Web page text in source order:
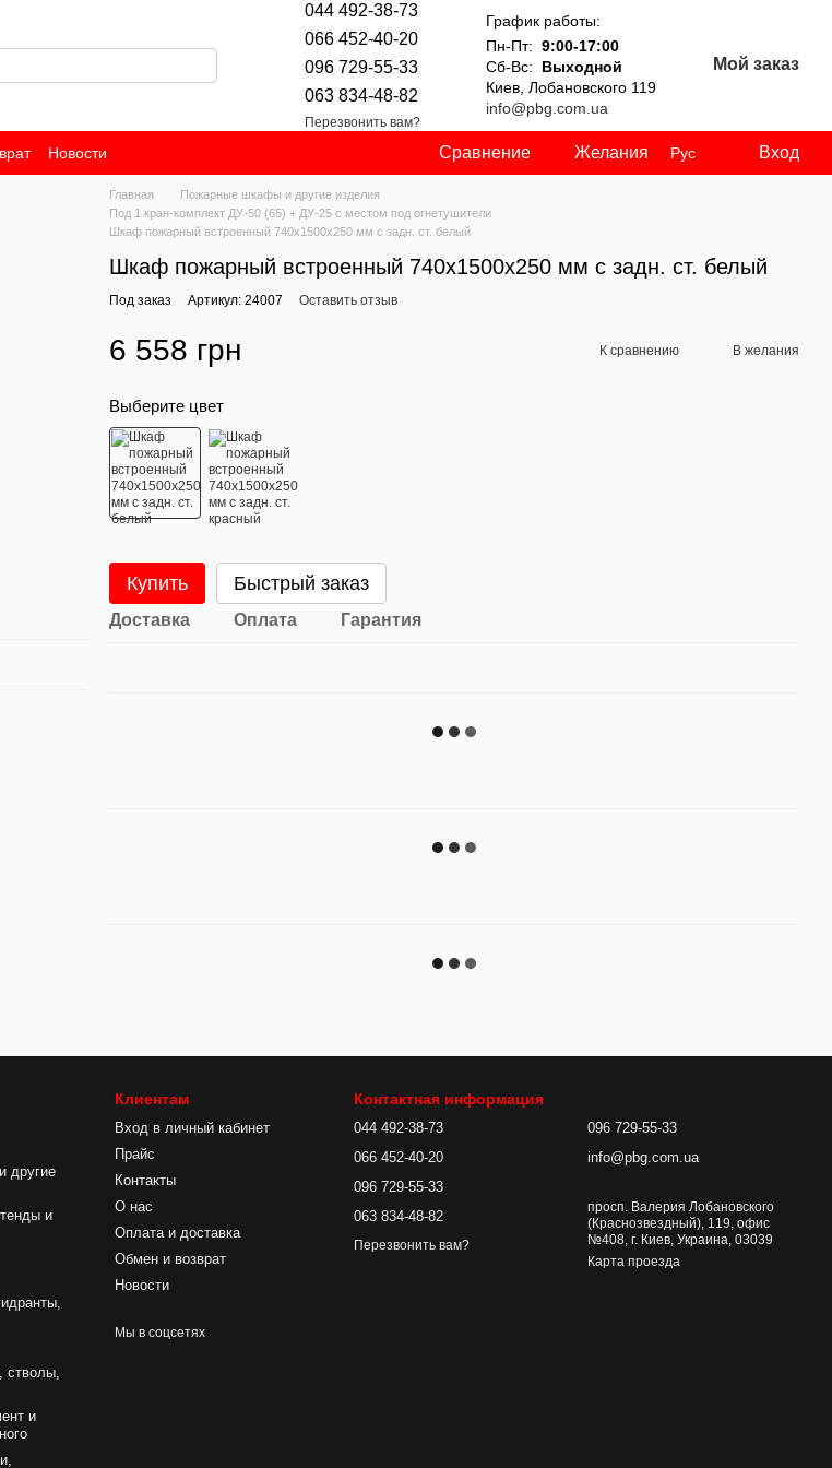
044 492-38-73
066 452-40-20
096 729-55-33
063 834-48-82
Перезвонить вам?
График работы:
Пн-Пт: 9:00-17:00
Сб-Вс: Выходной
Киев, Лобановского 119
info@pbg.com.ua
Мой заказ
Новости Сравнение Желания Рус Вход
Главная
Пожарные шкафы и другие изделия
Под 1 кран-комплект ДУ-50 (65) + ДУ-25 с местом под огнетушители
Шкаф пожарный встроенный 740х1500х250 мм с задн. ст. белый
Шкаф пожарный встроенный 740х1500х250 мм с задн. ст. белый
Под заказ Артикул: 24007 Оставить отзыв
6 558 грн К сравнению В желания
Выберите цвет
Купить Быстрый заказ
Доставка Оплата Гарантия
другие
и
стволы,
и
Клиентам
Вход в личный кабинет
Прайс
Контакты
О нас
Оплата и доставка
Обмен и возврат
Новости
Мы в соцсетях
Контактная информация
044 492-38-73
066 452-40-20
096 729-55-33
063 834-48-82
Перезвонить вам?
096 729-55-33
info@pbg.com.ua
просп. Валерия Лобановского
(Краснозвездный), 119, офис
№408, г. Киев, Украина, 03039
Карта проезда